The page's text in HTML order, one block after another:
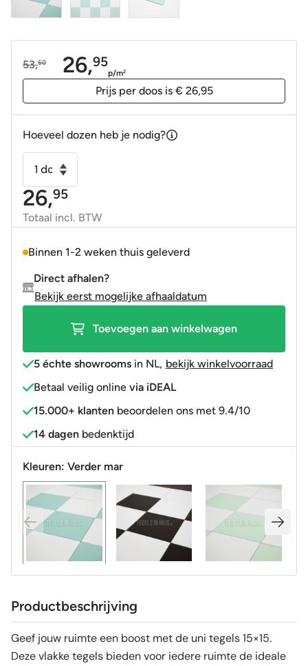
53,50
Oorspronkelijke
26,95
Huidige
p/m2
Prijs per doos is € 26,95
Hoeveel dozen heb je nodig?
Verde
Mar
groen
mat
15x15
26,95
Totaal incl. BTW
Binnen 1-2 weken thuis geleverd
Direct afhalen?
Bekijk eerst mogelijke afhaaldatum
Toevoegen aan winkelwagen
5 échte showrooms in NL, bekijk winkelvoorraad
Betaal veilig online via iDEAL
15.000+ klanten beoordelen ons met 9.4/10
14 dagen bedenktijd
Kleuren: Verder mar
Productbeschrijving
Geef jouw ruimte een boost met de uni tegels 15×15.
Deze vlakke tegels bieden voor iedere ruimte de ideale